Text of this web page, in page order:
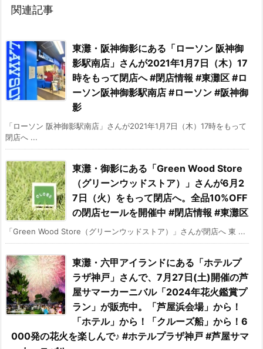
関連記事
東灘・阪神御影にある「ローソン 阪神御
影駅南店」さんが2021年1月7日（木）17
時をもって閉店へ #閉店情報 #東灘区 #ロ
ーソン阪神御影駅南店 #ローソン #阪神御
影
「ローソン 阪神御影駅南店」さんが2021年1月7日（木）17時をもって
閉店へ ...
東灘・御影にある「Green Wood Store
（グリーンウッドストア）」さんが6月2
7日（火）をもって閉店へ。全品10%OFF
の閉店セールを開催中 #閉店情報 #東灘区
「Green Wood Store（グリーンウッドストア）」さんが閉店へ 東 ...
東灘・六甲アイランドにある「ホテルプ
ラザ神戸」さんで、7月27日(土)開催の芦
屋サマーカーニバル「2024年花火鑑賞プ
ラン」が販売中。「芦屋浜会場」から！
「ホテル」から！「クルーズ船」から！6
000発の花火を楽しんで♪ #ホテルプラザ神戸 #芦屋サマ